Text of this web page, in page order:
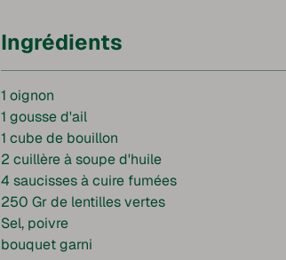
Ingrédients
1 oignon
1 gousse d'ail
1 cube de bouillon
2 cuillère à soupe d'huile
4 saucisses à cuire fumées
250 Gr de lentilles vertes
Sel, poivre
bouquet garni